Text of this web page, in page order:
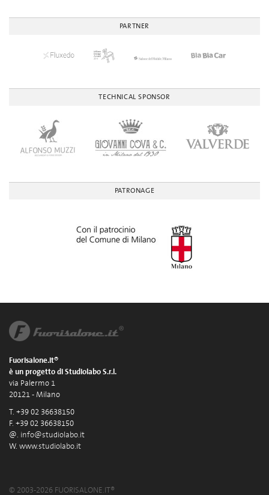
PARTNER
TECHNICAL SPONSOR
PATRONAGE
Fuorisalone.it®
è un progetto di Studiolabo S.r.l.
via Palermo 1
20121 - Milano
T. +39 02 36638150
F. +39 02 36638150
@. info@studiolabo.it
W. www.studiolabo.it
© 2003-2026 FUORISALONE.IT®